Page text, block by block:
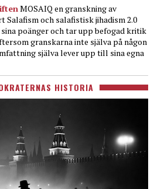
MOSAIQ en granskning av
och salafistisk jihadism 2.0
sina poänger och tar upp befogad kritik
granskarna inte själva på någon
själva lever upp till sina egna
HISTORIA